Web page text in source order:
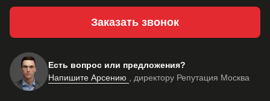
Заказать звонок
Есть вопрос или предложения?
Напишите Арсению , директору Репутация Москва